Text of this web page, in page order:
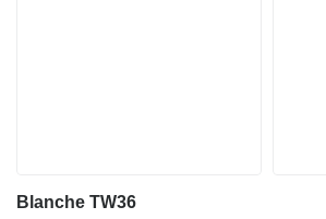
Blanche TW36